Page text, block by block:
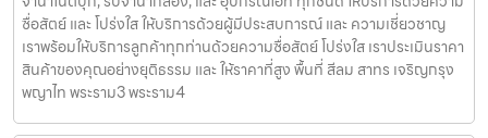
ซื่อสัตย์ และ โปร่งใส ให้บริการด้วยผู้มีประสบการณ์ และ ความเชี่ยวชาญ
เราพร้อมให้บริการลูกค้าทุกท่านด้วยความซื่อสัตย์ โปร่งใส เราประเมินราคา
สินค้าของคุณอย่างยุติธรรม และ ให้ราคาที่สูง พื้นที่ สีลม สาทร เจริญกรุง
พญาไท พระราม3 พระราม4